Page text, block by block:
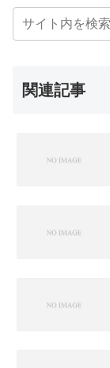
関連記事